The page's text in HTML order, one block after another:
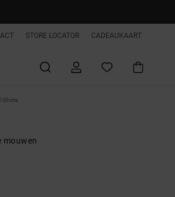
STORE LOCATOR CADEAUKAART
Shirts
mouwen